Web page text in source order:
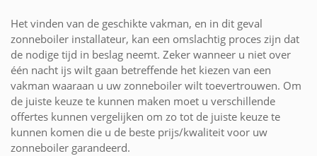
Het vinden van de geschikte vakman, en in dit geval
zonneboiler installateur, kan een omslachtig proces zijn dat
de nodige tijd in beslag neemt. Zeker wanneer u niet over
één nacht ijs wilt gaan betreffende het kiezen van een
vakman waaraan u uw zonneboiler wilt toevertrouwen. Om
de juiste keuze te kunnen maken moet u verschillende
offertes kunnen vergelijken om zo tot de juiste keuze te
kunnen komen die u de beste prijs/kwaliteit voor uw
zonneboiler garandeerd.